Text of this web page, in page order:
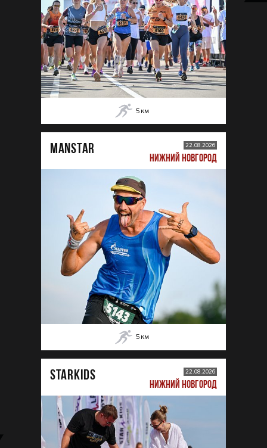
5 км
MANSTAR 22.08.2026
НИЖНИЙ НОВГОРОД
5 км
STARKIDS 22.08.2026
НИЖНИЙ НОВГОРОД